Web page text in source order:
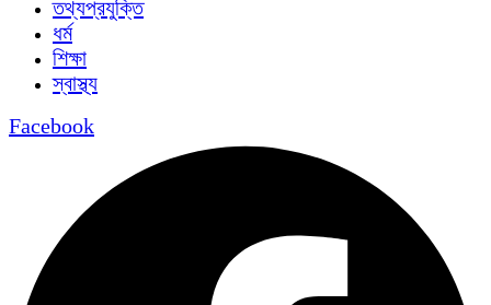
তথ্যপ্রযুক্তি
ধর্ম
শিক্ষা
স্বাস্থ্য
Facebook